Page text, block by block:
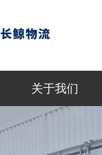
关于我们